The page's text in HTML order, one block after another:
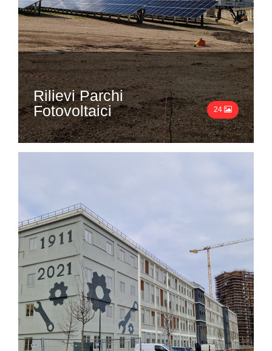
Rilievi Parchi
Fotovoltaici
24